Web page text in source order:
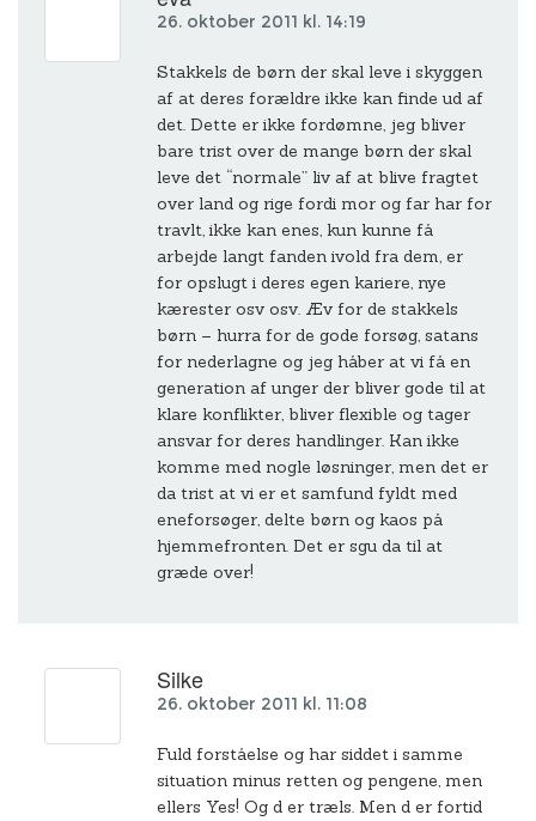
26. oktober 2011 kl. 14:19
Stakkels de børn der skal leve i skyggen
af at deres forældre ikke kan finde ud af
det. Dette er ikke fordømne, jeg bliver
bare trist over de mange børn der skal
leve det “normale” liv af at blive fragtet
over land og rige fordi mor og far har for
travlt, ikke kan enes, kun kunne få
arbejde langt fanden ivold fra dem, er
for opslugt i deres egen kariere, nye
kærester osv osv. Æv for de stakkels
børn – hurra for de gode forsøg, satans
for nederlagne og jeg håber at vi få en
generation af unger der bliver gode til at
klare konflikter, bliver flexible og tager
ansvar for deres handlinger. Kan ikke
komme med nogle løsninger, men det er
da trist at vi er et samfund fyldt med
eneforsøger, delte børn og kaos på
hjemmefronten. Det er sgu da til at
græde over!
Silke
26. oktober 2011 kl. 11:08
Fuld forståelse og har siddet i samme
situation minus retten og pengene, men
ellers Yes! Og d er træls. Men d er fortid